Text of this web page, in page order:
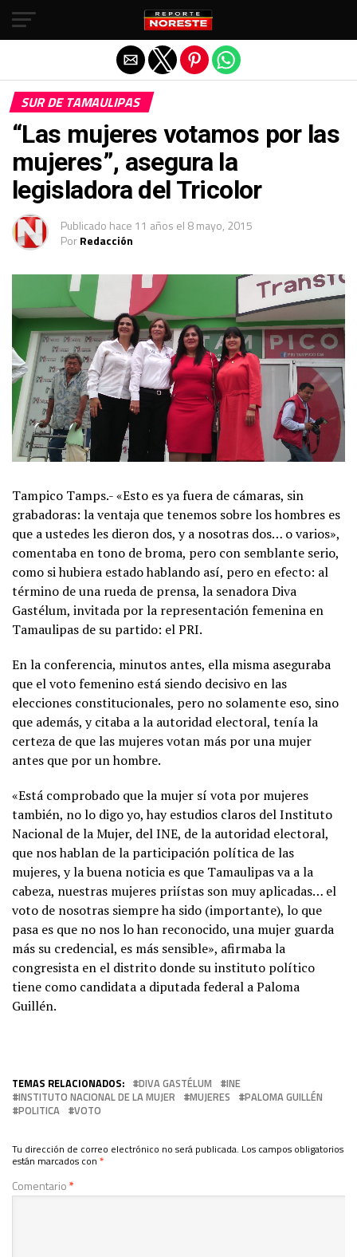
SUR DE TAMAULIPAS
“Las mujeres votamos por las
mujeres”, asegura la
legisladora del Tricolor
Publicado hace 11 años el 8 mayo, 2015
PorRedacción
Tampico Tamps.- «Esto es ya fuera de cámaras, sin
grabadoras: la ventaja que tenemos sobre los hombres es
que a ustedes les dieron dos, y a nosotras dos… o varios»,
comentaba en tono de broma, pero con semblante serio,
como si hubiera estado hablando así, pero en efecto: al
término de una rueda de prensa, la senadora Diva
Gastélum, invitada por la representación femenina en
Tamaulipas de su partido: el PRI.
En la conferencia, minutos antes, ella misma aseguraba
que el voto femenino está siendo decisivo en las
elecciones constitucionales, pero no solamente eso, sino
que además, y citaba a la autoridad electoral, tenía la
certeza de que las mujeres votan más por una mujer
antes que por un hombre.
«Está comprobado que la mujer sí vota por mujeres
también, no lo digo yo, hay estudios claros del Instituto
Nacional de la Mujer, del INE, de la autoridad electoral,
que nos hablan de la participación política de las
mujeres, y la buena noticia es que Tamaulipas va a la
cabeza, nuestras mujeres priístas son muy aplicadas… el
voto de nosotras siempre ha sido (importante), lo que
pasa es que no nos lo han reconocido, una mujer guarda
más su credencial, es más sensible», afirmaba la
congresista en el distrito donde su instituto político
tiene como candidata a diputada federal a Paloma
Guillén.
TEMAS RELACIONADOS: DIVA GASTÉLUM
INE
INSTITUTO NACIONAL DE LA MUJER
MUJERES
PALOMA GUILLÉN
POLITICA
VOTO
Tu dirección de correo electrónico no será publicada. Los campos obligatorios
están marcados con *
Comentario*
Salir de la versión móvil